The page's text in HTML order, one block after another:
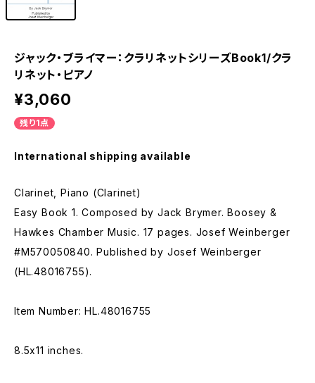
ジャック・ブライマー：クラリネットシリーズBook1/クラ
リネット・ピアノ
¥3,060
残り1点
International shipping available
Clarinet, Piano (Clarinet)
Easy Book 1. Composed by Jack Brymer. Boosey &
Hawkes Chamber Music. 17 pages. Josef Weinberger
#M570050840. Published by Josef Weinberger
(HL.48016755).
Item Number: HL.48016755
8.5x11 inches.